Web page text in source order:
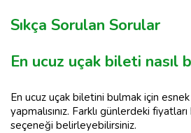
Sıkça Sorulan Sorular
En ucuz uçak bileti nasıl
En ucuz uçak biletini bulmak için
yapmalısınız. Farklı günlerdeki
seçeneği belirleyebilirsiniz.